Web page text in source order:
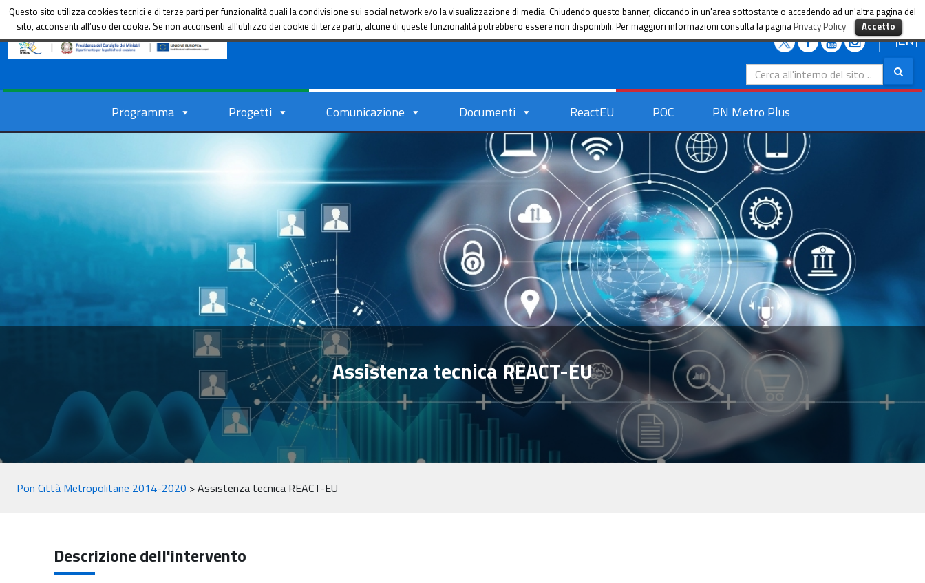
Dipartimento per le Politiche di coesione
Search
for:
Programma Progetti Comunicazione Documenti ReactEU POC PN Metro Plus
Assistenza tecnica REACT-EU
Pon Città Metropolitane 2014-2020 >Assistenza tecnica REACT-EU
Descrizione dell'intervento
Questo sito utilizza cookies tecnici e di terze parti per funzionalità quali la condivisione sui social network e/o la visualizzazione di media. Chiudendo questo banner, cliccando in un'area sottostante o accedendo ad un'altra pagina del
sito, acconsenti all’uso dei cookie. Se non acconsenti all'utilizzo dei cookie di terze parti, alcune di queste funzionalità potrebbero essere non disponibili. Per maggiori informazioni consulta la pagina Privacy Policy Accetto